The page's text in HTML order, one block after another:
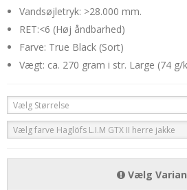
Vandsøjletryk: >28.000 mm.
RET:<6 (Høj åndbarhed)
Farve: True Black (Sort)
Vægt: ca. 270 gram i str. Large (74 g/
Vælg Størrelse
Vælg farve Haglöfs L.I.M GTX II herre jakke
Vælg